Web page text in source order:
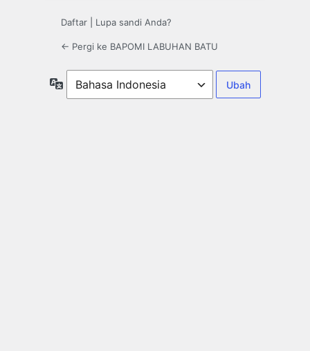
Daftar Lupa sandi Anda?
← Pergi ke BAPOMI LABUHAN BATU
Bahasa